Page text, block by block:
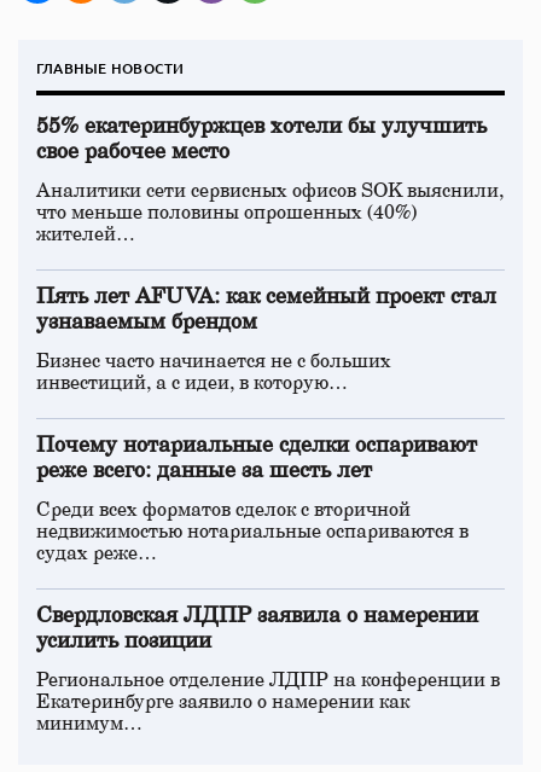
ГЛАВНЫЕ НОВОСТИ
55% екатеринбуржцев хотели бы улучшить
свое рабочее место
Аналитики сети сервисных офисов SOK выяснили,
что меньше половины опрошенных (40%)
жителей…
Пять лет AFUVA: как семейный проект стал
узнаваемым брендом
Бизнес часто начинается не с больших
инвестиций, а с идеи, в которую…
Почему нотариальные сделки оспаривают
реже всего: данные за шесть лет
Среди всех форматов сделок с вторичной
недвижимостью нотариальные оспариваются в
судах реже…
Свердловская ЛДПР заявила о намерении
усилить позиции
Региональное отделение ЛДПР на конференции в
Екатеринбурге заявило о намерении как
минимум…